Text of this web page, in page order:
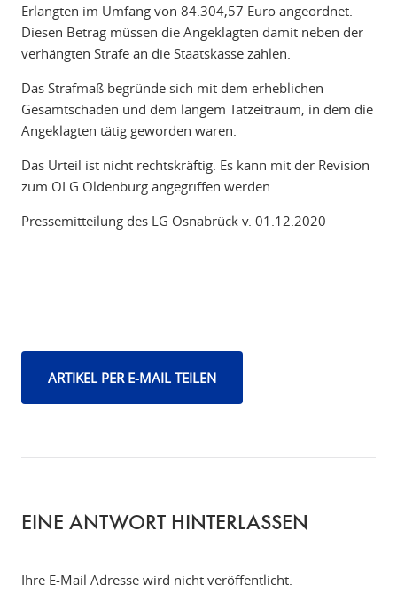
Erlangten im Umfang von 84.304,57 Euro angeordnet.
Diesen Betrag müssen die Angeklagten damit neben der
verhängten Strafe an die Staatskasse zahlen.
Das Strafmaß begründe sich mit dem erheblichen
Gesamtschaden und dem langem Tatzeitraum, in dem die
Angeklagten tätig geworden waren.
Das Urteil ist nicht rechtskräftig. Es kann mit der Revision
zum OLG Oldenburg angegriffen werden.
Pressemitteilung des LG Osnabrück v. 01.12.2020
ARTIKEL PER E-MAIL TEILEN
EINE ANTWORT HINTERLASSEN
Ihre E-Mail Adresse wird nicht veröffentlicht.